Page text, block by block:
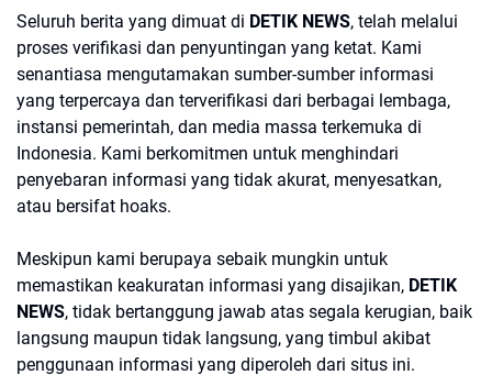
Seluruh berita yang dimuat di DETIK NEWS, telah melalui
proses verifikasi dan penyuntingan yang ketat. Kami
senantiasa mengutamakan sumber-sumber informasi
yang terpercaya dan terverifikasi dari berbagai lembaga,
instansi pemerintah, dan media massa terkemuka di
Indonesia. Kami berkomitmen untuk menghindari
penyebaran informasi yang tidak akurat, menyesatkan,
atau bersifat hoaks.
Meskipun kami berupaya sebaik mungkin untuk
memastikan keakuratan informasi yang disajikan, DETIK
NEWS, tidak bertanggung jawab atas segala kerugian, baik
langsung maupun tidak langsung, yang timbul akibat
penggunaan informasi yang diperoleh dari situs ini.